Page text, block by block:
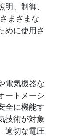
、制御、
まざまな
めに使用さ
電気機器な
ートメーシ
全に機能す
技術が対象
適切な電圧